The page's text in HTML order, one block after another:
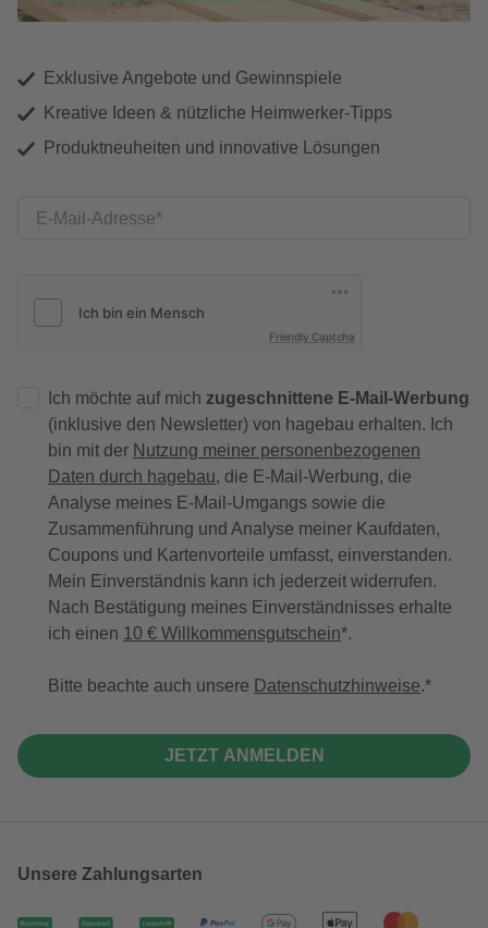
Exklusive Angebote und Gewinnspiele
Kreative Ideen & nützliche Heimwerker-Tipps
Produktneuheiten und innovative Lösungen
E-Mail-Adresse
Friendly Captcha
Ich möchte auf mich zugeschnittene E-Mail-Werbung
(inklusive den Newsletter) von hagebau erhalten. Ich
bin mit der Nutzung meiner personenbezogenen
Daten durch hagebau, die E-Mail-Werbung, die
Analyse meines E-Mail-Umgangs sowie die
Zusammenführung und Analyse meiner Kaufdaten,
Coupons und Kartenvorteile umfasst, einverstanden.
Mein Einverständnis kann ich jederzeit widerrufen.
Nach Bestätigung meines Einverständnisses erhalte
ich einen 10 € Willkommensgutschein*.
Bitte beachte auch unsere Datenschutzhinweise.
JETZT ANMELDEN
Unsere Zahlungsarten